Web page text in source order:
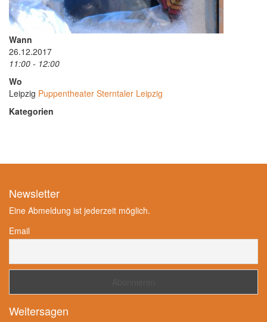
Wann
26.12.2017
11:00 - 12:00
Wo
Leipzig Puppentheater Sterntaler Leipzig
Kategorien
Newsletter
Eine Abmeldung ist jederzeit möglich.
Email
Weitersagen